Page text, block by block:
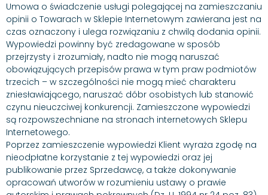
Umowa o świadczenie usługi polegającej na zamieszczaniu
opinii o Towarach w Sklepie Internetowym zawierana jest na
czas oznaczony i ulega rozwiązaniu z chwilą dodania opinii.
Wypowiedzi powinny być zredagowane w sposób
przejrzysty i zrozumiały, nadto nie mogą naruszać
obowiązujących przepisów prawa w tym praw podmiotów
trzecich – w szczególności nie mogą mieć charakteru
zniesławiającego, naruszać dóbr osobistych lub stanowić
czynu nieuczciwej konkurencji. Zamieszczone wypowiedzi
są rozpowszechniane na stronach internetowych Sklepu
Internetowego.
Poprzez zamieszczenie wypowiedzi Klient wyraża zgodę na
nieodpłatne korzystanie z tej wypowiedzi oraz jej
publikowanie przez Sprzedawcę, a także dokonywanie
opracowań utworów w rozumieniu ustawy o prawie